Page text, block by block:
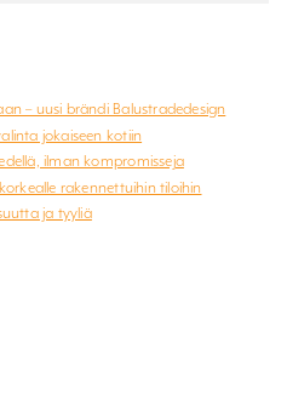
– uusi brändi Balustradedesign
jokaiseen kotiin
ilman kompromisseja
rakennettuihin tiloihin
ja tyyliä